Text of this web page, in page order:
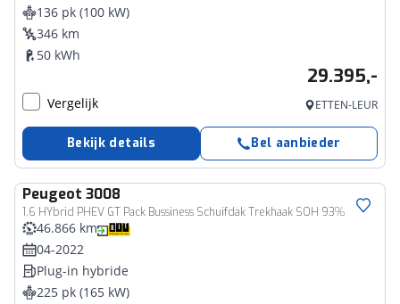
136 pk (100 kW)
346 km
50 kWh
29.395,-
Vergelijk ETTEN-LEUR
Bekijk details Bel aanbieder
Peugeot 3008
1.6 HYbrid PHEV GT Pack Bussiness Schuifdak Trekhaak SOH 93%
46.866 km
04-2022
Plug-in hybride
225 pk (165 kW)